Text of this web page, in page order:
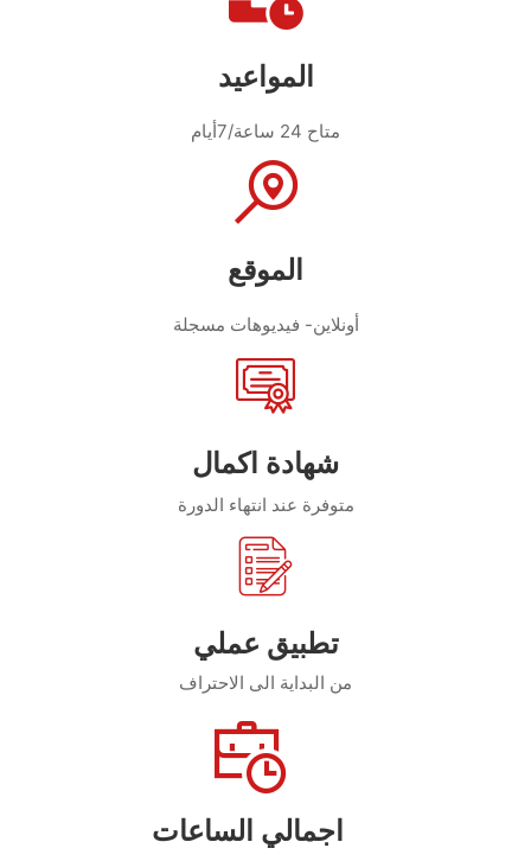
المواعيد
متاح 24 ساعة/7أيام
الموقع
أونلاين- فيديوهات مسجلة
شهادة اكمال
متوفرة عند انتهاء الدورة
تطبيق عملي
من البداية الى الاحتراف
اجمالي الساعات